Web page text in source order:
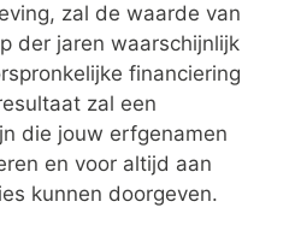
zal de waarde van
der jaren waarschijnlijk
financiering
zal een
die jouw erfgenamen
en voor altijd aan
kunnen doorgeven.